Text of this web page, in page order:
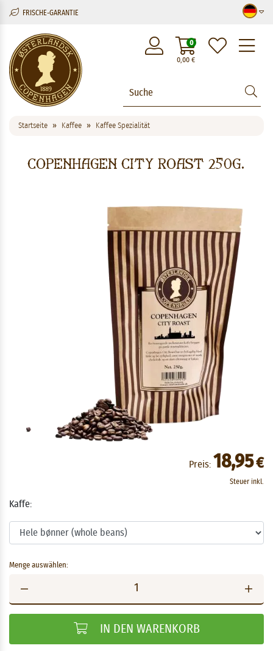
FRISCHE-GARANTIE
0,00€
0
Startseite Kaffee Kaffee Spezialität
Copenhagen City Roast 250g.
Preis: 18,95€
Steuer inkl.
Kaffe:
Menge auswählen:
IN DEN WARENKORB